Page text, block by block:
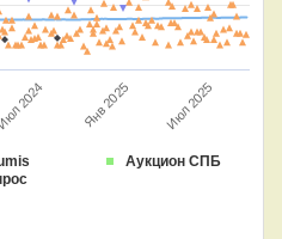
Аукцион СПБ
Июл 2024 Янв 2025 Июл 2025